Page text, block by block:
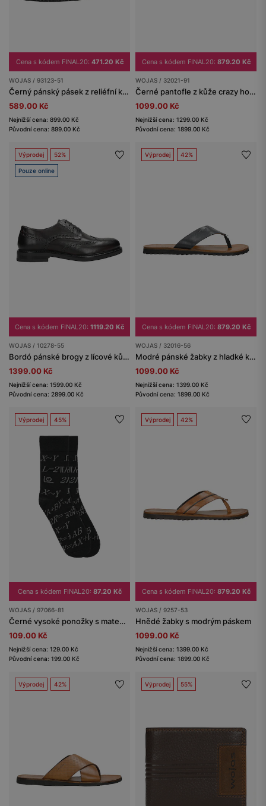
Cena s kódem FINAL20: 471.20 Kč
WOJAS / 93123-51
Černý pánský pásek z reliéfní kůže
589.00 Kč
Nejnižší cena: 899.00 Kč
Původní cena: 899.00 Kč
Cena s kódem FINAL20: 879.20 Kč
WOJAS / 32021-91
Černé pantofle z kůže crazy horse na korkové podrážce
1099.00 Kč
Nejnižší cena: 1299.00 Kč
Původní cena: 1899.00 Kč
Výprodej 52%
Pouze online
Cena s kódem FINAL20: 1119.20 Kč
WOJAS / 10278-55
Bordó pánské brogy z lícové kůže
1399.00 Kč
Nejnižší cena: 1599.00 Kč
Původní cena: 2899.00 Kč
Výprodej 42%
Cena s kódem FINAL20: 879.20 Kč
WOJAS / 32016-56
Modré pánské žabky z hladké kůže
1099.00 Kč
Nejnižší cena: 1399.00 Kč
Původní cena: 1899.00 Kč
Výprodej 45%
Cena s kódem FINAL20: 87.20 Kč
WOJAS / 97066-81
Černé vysoké ponožky s matematickými vzory
109.00 Kč
Nejnižší cena: 129.00 Kč
Původní cena: 199.00 Kč
Výprodej 42%
Cena s kódem FINAL20: 879.20 Kč
WOJAS / 9257-53
Hnědé žabky s modrým páskem
1099.00 Kč
Nejnižší cena: 1399.00 Kč
Původní cena: 1899.00 Kč
Výprodej 42% Výprodej 55%